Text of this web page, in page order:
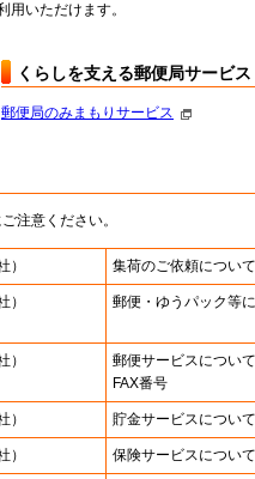
いただけます。
くらしを支える郵便局サービス
郵便局のみまもりサービス
注意ください。
） 集荷のご依頼について
）
郵便・ゆうパック等
） 郵便サービスについて
FAX番号
） 貯金サービスについて
） 保険サービスについて